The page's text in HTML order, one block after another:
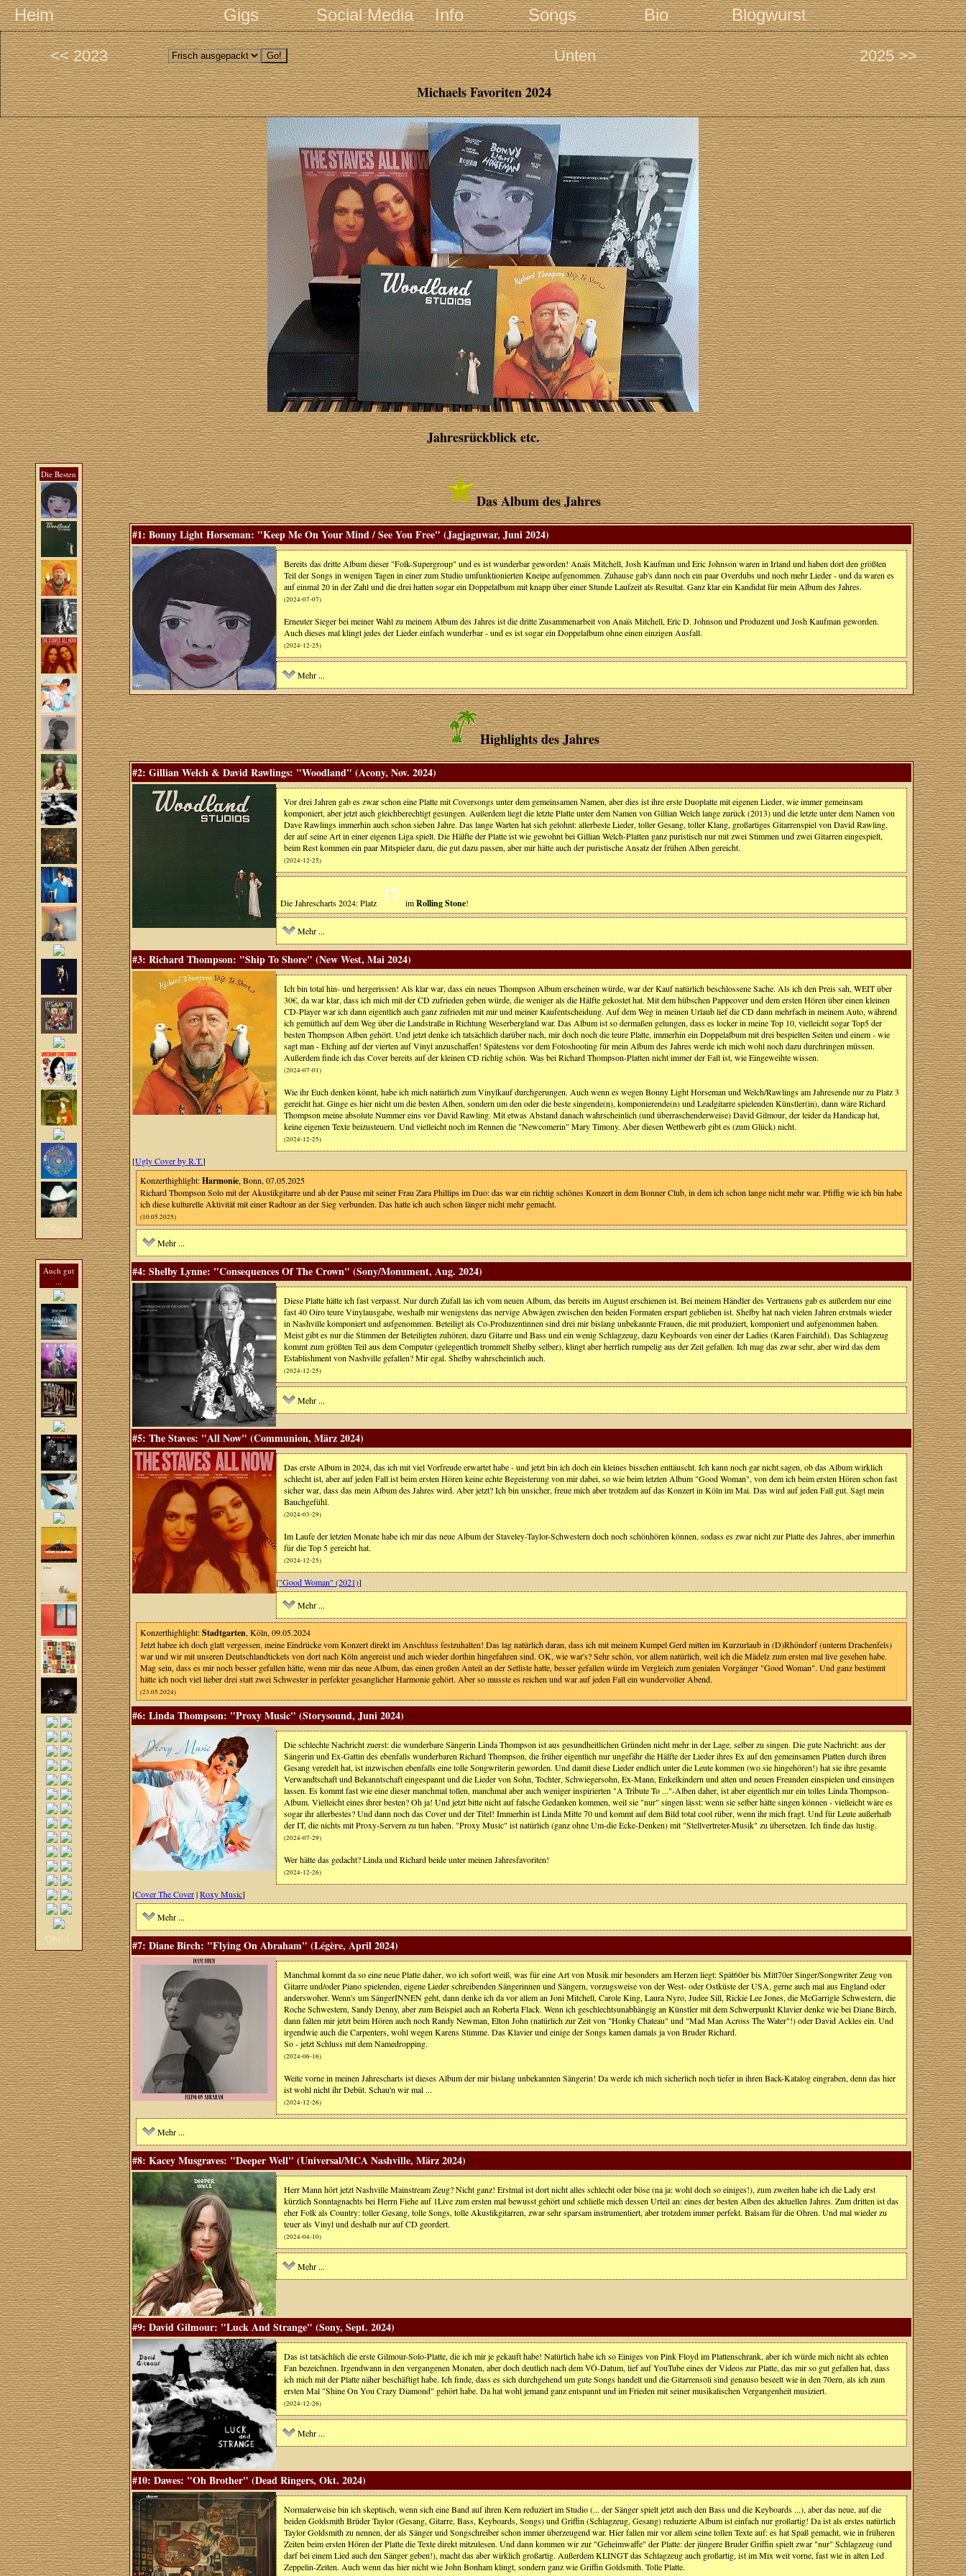
Heim Gigs Social Media Info Songs Bio Blogwurst
<< 2023 Unten 2025 >>
Michaels Favoriten 2024
Jahresrückblick etc.
Die Besten
Oben
Auch gut
...
Oben
Das Album des Jahres
#1: Bonny Light Horseman: "Keep Me On Your Mind / See You Free" (Jagjaguwar, Juni 2024)
Bereits das dritte Album dieser "Folk-Supergroup" und es ist wunderbar geworden! Anaïs Mitchell, Josh Kaufman und Eric Johnson waren in Irland und haben dort den größten
Teil der Songs in wenigen Tagen in einer zum Studio umfunktionierten Kneipe aufgenommen. Zuhause gab's dann noch ein paar Overdubs und noch mehr Lieder - und da waren es
auf einmal 20 in der Zahl und die drei hatten sogar ein Doppelalbum mit knapp über einer Stunde Laufzeit als Resultat. Ganz klar ein Kandidat für mein Album des Jahres.
(2024-07-07)
Erneuter Sieger bei meiner Wahl zu meinem Album des Jahres ist die dritte Zusammenarbeit von Anaïs Mitchell, Eric D. Johnson und Produzent und Josh Kaufman geworden.
Auch dieses mal klingt jedes der Lieder einfach wunderbar - und es ist sogar ein Doppelalbum ohne einen einzigen Ausfall.
(2024-12-25)
Mehr ...
Highlights des Jahres
#2: Gillian Welch & David Rawlings: "Woodland" (Acony, Nov. 2024)
Vor drei Jahren gab es zwar schon eine Platte mit Coversongs unter dem gemeinsamen Namen, aber dies ist ihre erste Duoplatte mit eigenen Lieder, wie immer gemeinsam
komponiert, aber jetzt auch gleichberechtigt gesungen. Außerdem liegt die letzte Platte unter dem Namen von Gillian Welch lange zurück (2013) und die letzte unter dem Namen von
Dave Rawlings immerhin auch schon sieben Jahre. Das lange Warten hat sich gelohnt: allerbeste Lieder, toller Gesang, toller Klang, großartiges Gitarrenspiel von David Rawling,
der auf seine Art in einer eigenen Liga spielt. Die Hälfte der Platte ist wie gewohnt bei Gillian Welch-Platten ganz puristisch nur mit zwei Stimmen und zwei Gitarren eingespielt,
beim Rest kommen ein paar Mitspieler dazu, die gut dazu passen, aber mir hätte auch der puristische Ansatz der frühen Alben gereicht.
(2024-12-25)
Die Jahrescharts 2024: Platz 17 imRolling Stone!
Mehr ...
#3: Richard Thompson: "Ship To Shore" (New West, Mai 2024)
Ich bin total hin- und hergerissen! Als klar war, dass ein neues Thompson Album erscheinen würde, war der Kauf natürlich beschlossene Sache. Als ich den Preis sah, WEIT über
30€, da war klar, dass ich mich mit der CD zufrieden geben würde, die weniger als die Hälfte gekostet hat. Mit dem hübschen Pappcover und dem ersten Hören über einen kleinen
CD-Player war ich dann eigentlich auch ganz zufrieden mit mir und meiner Kaufentscheidung. Auf dem Weg in meinen Urlaub lief die CD dann mehrfach in meinem Auto, während
ich gemütlich auf dem Weg über die Landstraße in Richtung Weserbergland war. Das Album ist so dermaßen gelungen, dass es locker in meine Top 10, vielleicht sogar Top5 der
besten Thompson Alben gehört. Und jetzt denke ich tatsächlich darüber nach, mir doch noch die teure Platte, immerhin ein Doppelalbum mit drei bespielten Seiten und einem - wie
sagt man - Etching auf der vierten auf Vinyl anzuschaffen! Spätestens vor dem Fotoshooting für mein Album des Jahres werde ich mich wohl noch dazu durchringen müssen.
Außerdem finde ich das Cover bereits auf der kleinen CD richtig schön. Was bei Richard Thompson-Platten nicht immer der Fall ist, wie Eingeweihte wissen.
(2024-07-01)
Wie ihr Euch denken könnt, habe ich mich natürlich zum Vinylkauf durchgerungen. Auch wenn es wegen Bonny Light Horseman und Welch/Rawlings am Jahresende nur zu Platz 3
gereicht hat. Ginge es hier nicht um die besten Alben, sondern um den oder die beste singende(n), komponierende(n) und Leadgitarre spielenden Künstler(in), dann wäre Richard
Thompson meine absolute Nummer eins vor David Rawling. Mit etwas Abstand danach wahrscheinlich (und überraschenderweise) David Gilmour, der leider da Handicap hat,
keine eigenen Texte beizusteuern. Und vielleicht noch im Rennen die "Newcomerin" Mary Timony. Aber diesen Wettbewerb gibt es (zum Glück) nicht.
(2024-12-25)
[Ugly Cover by R.T.]
Konzerthighlight:Harmonie, Bonn, 07.05.2025
Richard Thompson Solo mit der Akustikgitarre und ab der Pause mit seiner Frau Zara Phillips im Duo: das war ein richtig schönes Konzert in dem Bonner Club, in dem ich schon lange nicht mehr war. Pfiffig wie ich bin habe
ich diese kulturelle Aktivität mit einer Radtour an der Sieg verbunden. Das hatte ich auch schon länger nicht mehr gemacht.
(10.05.2025)
Mehr ...
#4: Shelby Lynne: "Consequences Of The Crown" (Sony/Monument, Aug. 2024)
Diese Platte hätte ich fast verpasst. Nur durch Zufall las ich vom neuen Album, das bereits im August erschienen ist. Bei meinem Händler des Vertrauens gab es außerdem nur eine
fast 40 Oiro teure Vinylausgabe, weshalb mir wenigstens das nervige Abwägen zwischen den beiden Formaten erspart geblieben ist. Shelby hat nach vielen Jahren erstmals wieder
in Nashville komponiert und aufgenommen. Beteiligt als Co-Produzentinnen sind drei mir bislang unbekannte Frauen, die mit produziert, komponiert und aufgenommen haben.
Meist gibt es nur die Stimmen der Beteiligten zuhören, dazu Gitarre und Bass und ein wenig Schlagzeug, dazu Keyboards von einer der Ladies (Karen Fairchild). Das Schlagzeug
kommt zum größten Teil aus dem Computer (gelegentlich trommelt Shelby selber), klingt aber herrlich rumpelig aus der Zeit gefallen. Ich mag das zwar sehr, aber wird das dem
Establishment von Nashville gefallen? Mir egal. Shelby wahrscheinlich auch.
(2024-12-25)
Mehr ...
#5: The Staves: "All Now" (Communion, März 2024)
Das erste Album in 2024, das ich mit viel Vorfreude erwartet habe - und jetzt bin ich doch ein kleines bisschen enttäuscht. Ich kann noch gar nicht sagen, ob das Album wirklich
schlecht ist, aber auf jeden Fall ist beim ersten Hören keine echte Begeisterung von mir dabei, so wie beim letzten Album "Good Woman", von dem ich beim ersten Hören schon fast
sicher war, dass das mein Album des Jahres wird. Aber jetzt? Ich bin unsicher, freue mich aber trotzdem auf das Konzert in Köln im Mai. Das wird auf jeden Fall gut. Sagt mein
Bauchgefühl.
(2024-03-29)
Im Laufe der letzten Monate habe ich mir das neue Album der Staveley-Taylor-Schwestern doch noch schönhören können, sodass es zwar nicht zur Platte des Jahres, aber immerhin
für die Top 5 gereicht hat.
(2024-12-25)
["Good Woman" (2021)]
Mehr ...
Konzerthighlight:Stadtgarten, Köln, 09.05.2024
Jetzt habee ich doch glatt vergessen, meine Eindrücke vom Konzert direkt im Anschluss festzuhalten! Das lag natürlich daran, dass ich mit meinem Kumpel Gerd mitten im Kurzurlaub in (D)Rhöndorf (unterm Drachenfels)
war und wir mit unseren Deutschlandtickets von dort nach Köln angereist und auch wieder dorthin hingefahren sind. OK, wie war's? Sehr schön, vor allem natürlich, weil ich die Mädelz zum ersten mal live gesehen habe.
Mag sein, dass es mir noch besser gefallen hätte, wenn mir das neue Album, das einen großen Anteil an der Setliste hatte, besser gefallen würde im Vergleich zum genialen Vorgänger "Good Woman". Und ganz bestimmt
hätte ich noch viel lieber drei statt zwei Schwester in perfekter gesanglicher Harmonie gehört. Aber so musste es reichen und war auf jeden Fall ein wundervoller Abend.
(23.05.2024)
#6: Linda Thompson: "Proxy Music" (Storysound, Juni 2024)
Die schlechte Nachricht zuerst: die wunderbare Sängerin Linda Thompson ist aus gesundheitlichen Gründen nicht mehr in der Lage, selber zu singen. Die gute Nachricht: aus der
Sängerin und Ex-Gattin des ebenfalls wunderbaren Richard Thompson, die früher eigentlich nur ungefähr die Hälfte der Lieder ihres Ex auf den gemeinsamen Platten durch ihren
Gesang veredelt hat, ist inzwischen ebenfalls eine tolle Songwriterin geworden. Und damit diese Lieder endlich unter die Leute kommen (wo sie hingehören!) hat sie ihre gesamte
Verwandtschaft und Bekanntschaft eingespannt und die Lieder von Sohn, Tochter, Schwiegersohn, Ex-Mann, Enkelkindern und alten und neuen Freunden einspielen und einsingen
lassen. Es kommt fast wie eine dieser manchmal tollen, manchmal aber auch weniger inspirierten "A Tribute To ..."-Alben daher, ist aber eigentlich nur ein tolles Linda Thompson-
Album. Vielleicht eines ihrer besten? Oh ja! Und jetzt bitte nicht auf falsche Gedanken kommen, weil sie "nur" singen lässt: wenn sie selber hätte singen können - vielleicht wäre es
sogar ihr allerbestes? Und dann noch das Cover und der Titel! Immerhin ist Linda Mitte 70 und kommt auf dem Bild total cool rüber, wenn ihr mich fragt. Und für Leute außerhalb
der IT, die nichts mit Proxy-Servern zu tun haben. "Proxy Music" ist natürlich (ganz ohne Um-die Ecke-Denken) mit "Stellvertreter-Musik" zu übersetzen. Ich finde das lustig.
(2024-07-29)
Wer hätte das gedacht? Linda und Richard beide unter meinen Jahresfavoriten!
(2024-12-26)
[Cover The Cover|Roxy Music]
Mehr ...
#7: Diane Birch: "Flying On Abraham" (Légère, April 2024)
Manchmal kommt da so eine neue Platte daher, wo ich sofort weiß, was für eine Art von Musik mir besonders am Herzen liegt: Spät60er bis Mitt70er Singer/Songwriter Zeug von
Gitarre und/oder Piano spielenden, eigene Lieder schreibenden Sängerinnen und Sängern, vorzugsweise von der West- oder Ostküste der USA, gerne auch mal aus England oder
anderswoher. Wenn's um SängerINNEN geht, dann denke ich da vor allem an Joni Mitchell, Carole King, Laura Nyro, Judee Sill, Rickie Lee Jones, die McGarrigle Schwestern, die
Roche Schwestern, Sandy Denny, aber zum Beispiel auch an Roberta Flack. Wenn ich geschlechtsunabhängig an Künstler mit dem Schwerpunkt Klavier denke wie bei Diane Birch,
dann fallen mir jetzt beim Hören auch noch Randy Newman, Elton John (natürlich zur Zeit von "Honky Chateau" und "Mad Man Across The Water"!) oder David Ackles ein. Und
irgendwie auch die Carpenters, wohl wegen Karens Stimme. Das Klavier und einige der Songs kamen damals ja von Bruder Richard.
So - jetzt Schluss mit dem Namedropping.
(2024-06-16)
Weite vorne in meinen Jahrescharts ist dieses Album der mir bislang unbekannten Sängerin! Da werde ich mich sicherlich noch tiefer in ihren Back-Katalog eingraben, denn das hier
ist wohl nicht ihr Debüt. Schau'n wir mal ...
(2024-12-26)
Mehr ...
#8: Kacey Musgraves: "Deeper Well" (Universal/MCA Nashville, März 2024)
Herr Mann hört jetzt Nashville Mainstream Zeug? Nicht ganz! Erstmal ist dort nicht alles schlecht oder böse (na ja: wohl doch so einiges!), zum zweiten habe ich die Lady erst
kürzlich Sonntagnachts bei Herrn Fiehe auf 1Live zum ersten mal bewusst gehört und schließe mich dessen Urteil an: eines der besten Alben des aktuellen Jahres. Zum dritten ist das
eher Folk als Country: toller Gesang, tolle Songs, tolle Akustikgitarren, zwar sehr sparsam instrumentiert, aber trotzdem immer perfekt. Balsam für die Ohren. Und mal wieder zu
teuer als Vinyl und deshalb nur auf CD geordert.
(2024-04-10)
Mehr ...
#9: David Gilmour: "Luck And Strange" (Sony, Sept. 2024)
Das ist tatsächlich die erste Gilmour-Solo-Platte, die ich mir je gekauft habe! Natürlich habe ich so Einiges von Pink Floyd im Plattenschrank, aber ich würde mich nicht als echten
Fan bezeichnen. Irgendwann in den vergangenen Monaten, aber doch deutlich nach dem VÖ-Datum, lief auf YouTube eines der Videos zur Platte, das mir so gut gefallen hat, dass
ich mich mit der Platte näher beschäftigt habe. Ich finde, dass es sich durchgehend um gute Songs handelt und die Gitarrensoli sind genauso beseelt wie in den 70ern, als ich zum
ersten Mal "Shine On You Crazy Diamond" gehört habe. Da hat wohl jemand ganz entspannt und im Frieden mit seiner musikalischen Vergangenheit musiziert.
(2024-12-26)
Mehr ...
#10: Dawes: "Oh Brother" (Dead Ringers, Okt. 2024)
Normalerweise bin ich skeptisch, wenn sich eine Band auf ihren Kern reduziert im Studio (... der Sänger spielt jetzt auch den Bass und die Keyboards ...), aber das neue, auf die
beiden Goldsmith Brüder Taylor (Gesang, Gitarre, Bass, Keyboards, Songs) und Griffin (Schlagzeug, Gesang) reduzierte Album ist einfach nur großartig! Da ist als erstes natürlich
Taylor Goldsmith zu nennen, der als Sänger und Songschreiber schon immer überzeugend war. Hier fallen mir vor allem seine tollen Texte auf: es hat Spaß gemacht, wie in früheren
Zeiten beim ersten Hören der Platte die Texte direkt mitzulesen. Und dann kommen wir zur "Geheimwaffe" der Platte: der jüngere Bruder Griffin spielt zwar "nur" Schlagzeug (und
darf bei einem Lied auch den Sänger geben!), macht das aber wirklich großartig. Außerdem KLINGT das Schlagzeug auch großartig, ist im Mix weit vorne, fast wie in alten Led
Zeppelin-Zeiten. Auch wenn das hier nicht wie John Bonham klingt, sondern ganz wie Griffin Goldsmith. Tolle Platte.